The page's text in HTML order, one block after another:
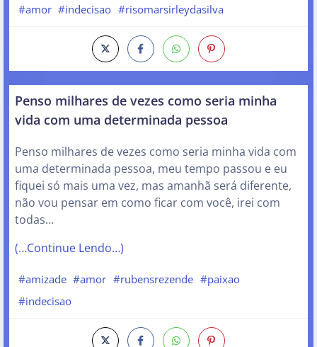
#amor #indecisao #risomarsirleydasilva
Penso milhares de vezes como seria minha
vida com uma determinada pessoa
Penso milhares de vezes como seria minha vida com
uma determinada pessoa, meu tempo passou e eu
fiquei só mais uma vez, mas amanhã será diferente,
não vou pensar em como ficar com você, irei com
todas…
(…Continue Lendo…)
#amizade #amor #rubensrezende #paixao
#indecisao